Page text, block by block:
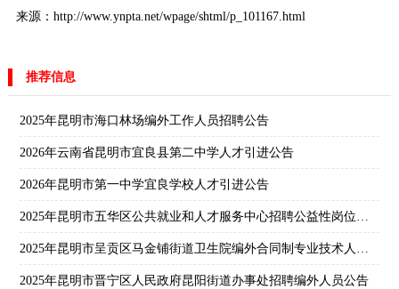
来源：http://www.ynpta.net/wpage/shtml/p_101167.html
推荐信息
2025年昆明市海口林场编外工作人员招聘公告
2026年云南省昆明市宜良县第二中学人才引进公告
2026年昆明市第一中学宜良学校人才引进公告
2025年昆明市五华区公共就业和人才服务中心招聘公益性岗位人员公告
2025年昆明市呈贡区马金铺街道卫生院编外合同制专业技术人员招聘笔试公告
2025年昆明市晋宁区人民政府昆阳街道办事处招聘编外人员公告